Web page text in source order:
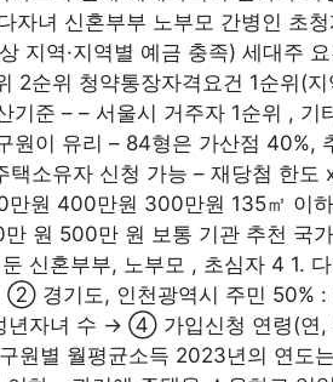
자녀 신혼부부 노부모 간병인 초
지역·지역별 예금 충족) 세대주
2순위 청약통장자격요건 1순위(
기준 – – 서울시 거주자 1순위 , 기
원이 유리 – 84형은 가산점 40%,
소유자 신청 가능 – 재당첨 한도
만원 400만원 300만원 135㎡ 이
원 500만 원 보통 기관 추천 국
신혼부부, 노부모 , 초심자 4 1.
경기도, 인천광역시 주민 50% :
녀 수 → ④ 가입신청 연령(연,
원별 월평균소득 2023년의 연도